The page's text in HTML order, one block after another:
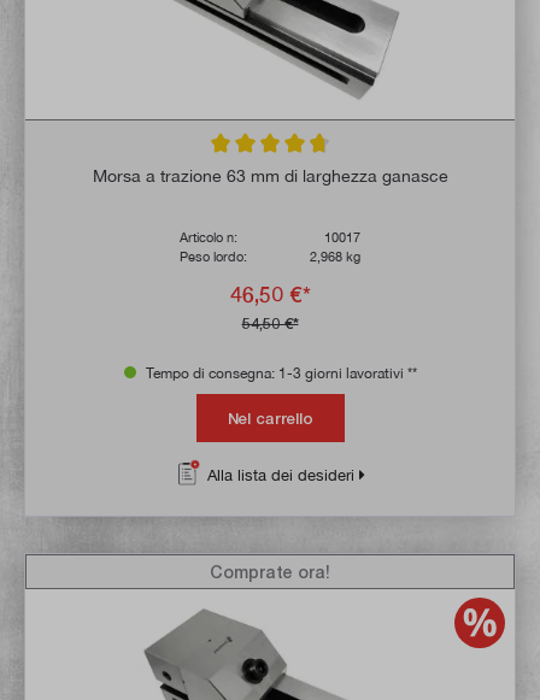
Valutazione media di 4.8 su 5 stelle
Morsa a trazione 63 mm di larghezza ganasce
Articolo n:
10017
Peso lordo:
2,968 kg
46,50 €*
54,50 €*
Tempo di consegna: 1-3 giorni lavorativi **
Nel carrello
Alla lista dei desideri
Comprate ora!